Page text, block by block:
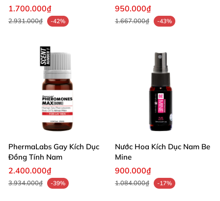
hương quyến rũ
1.700.000₫
2.931.000₫ -42%
950.000₫
1.667.000₫ -43%
PhermaLabs Gay Kích Dục
Đồng Tính Nam
2.400.000₫
3.934.000₫ -39%
Nước Hoa Kích Dục Nam Be
Mine
900.000₫
1.084.000₫ -17%